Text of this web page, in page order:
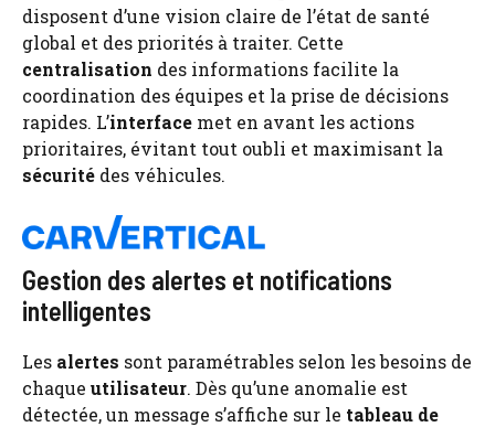
disposent d’une vision claire de l’état de santé
global et des priorités à traiter. Cette
centralisation des informations facilite la
coordination des équipes et la prise de décisions
rapides. L’interface met en avant les actions
prioritaires, évitant tout oubli et maximisant la
sécurité des véhicules.
Gestion des alertes et notifications
intelligentes
Les alertes sont paramétrables selon les besoins de
chaque utilisateur. Dès qu’une anomalie est
détectée, un message s’affiche sur le tableau de